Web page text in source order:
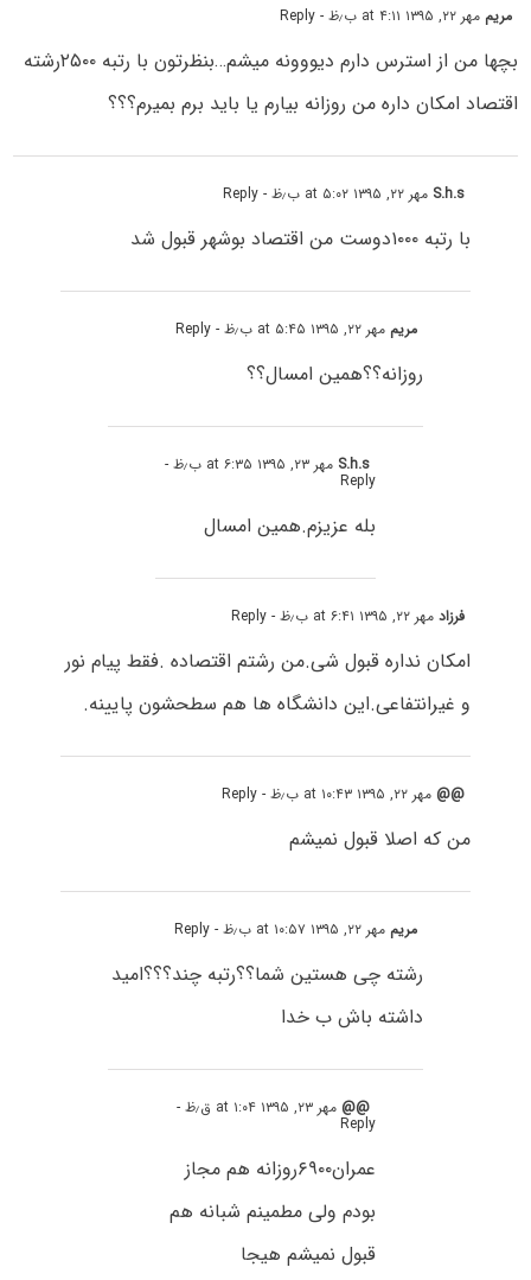
مریم مهر ۲۲, ۱۳۹۵ at ۴:۱۱ ب٫ظ - Reply
بچها من از استرس دارم دیووونه میشم…بنظرتون با رتبه ۲۵۰۰رشته
اقتصاد امکان داره من روزانه بیارم یا باید برم بمیرم؟؟؟
S.h.s مهر ۲۲, ۱۳۹۵ at ۵:۰۲ ب٫ظ - Reply
با رتبه ۱۰۰۰دوست من اقتصاد بوشهر قبول شد
مریم مهر ۲۲, ۱۳۹۵ at ۵:۴۵ ب٫ظ - Reply
روزانه؟؟همین امسال؟؟
S.h.s مهر ۲۳, ۱۳۹۵ at ۶:۳۵ ب٫ظ -
Reply
بله عزیزم.همین امسال
فرزادمهر ۲۲, ۱۳۹۵ at ۶:۴۱ ب٫ظ - Reply
امکان نداره قبول شی.من رشتم اقتصاده .فقط پیام نور
و غیرانتفاعی.این دانشگاه ها هم سطحشون پایینه.
@@ مهر ۲۲, ۱۳۹۵ at ۱۰:۴۳ ب٫ظ - Reply
من که اصلا قبول نمیشم
مریم مهر ۲۲, ۱۳۹۵ at ۱۰:۵۷ ب٫ظ - Reply
رشته چی هستین شما؟؟رتبه چند؟؟؟امید
داشته باش ب خدا
@@ مهر ۲۳, ۱۳۹۵ at ۱:۰۴ ق٫ظ -
Reply
عمران۶۹۰۰روزانه هم مجاز
بودم ولی مطمینم شبانه هم
قبول نمیشم هیجا